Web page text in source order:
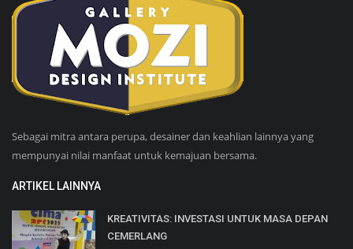
Sebagai mitra antara perupa, desainer dan keahlian lainnya yang
mempunyai nilai manfaat untuk kemajuan bersama.
ARTIKEL LAINNYA
KREATIVITAS: INVESTASI UNTUK MASA DEPAN
CEMERLANG